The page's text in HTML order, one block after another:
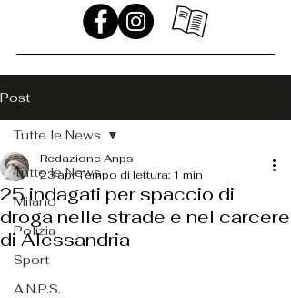
Post
Tutte le News
Milano
Polizia
Sport
A.N.P.S.
Tutte le News
25 indagati per spaccio di
droga nelle strade e nel carcere
di Alessandria
Redazione Anps
23 aprTempo di lettura: 1 min